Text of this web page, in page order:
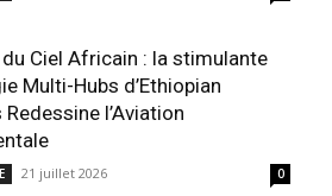
du Ciel Africain : la stimulante
Multi-Hubs d’Ethiopian
l’Aviation
21 juillet 2026 0